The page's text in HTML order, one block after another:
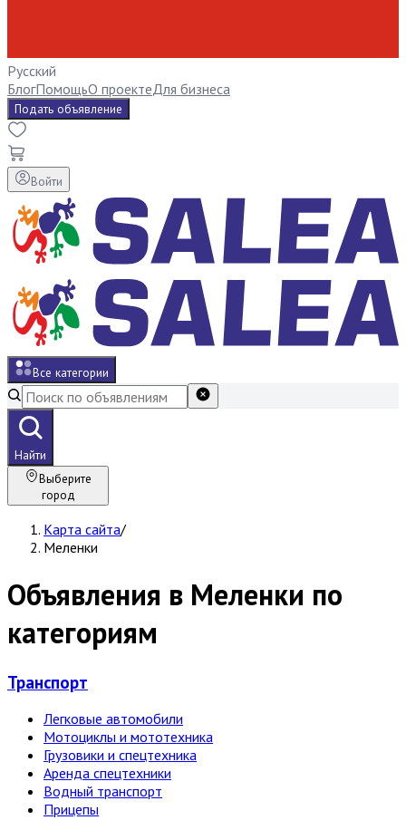
Русский
БлогПомощьО проектеДля бизнеса
Подать объявление
Войти
Все категории
Найти
Выберите
город
Карта сайта/
Меленки
Объявления в Меленки по
категориям
Транспорт
Легковые автомобили
Мотоциклы и мототехника
Грузовики и спецтехника
Аренда спецтехники
Водный транспорт
Прицепы